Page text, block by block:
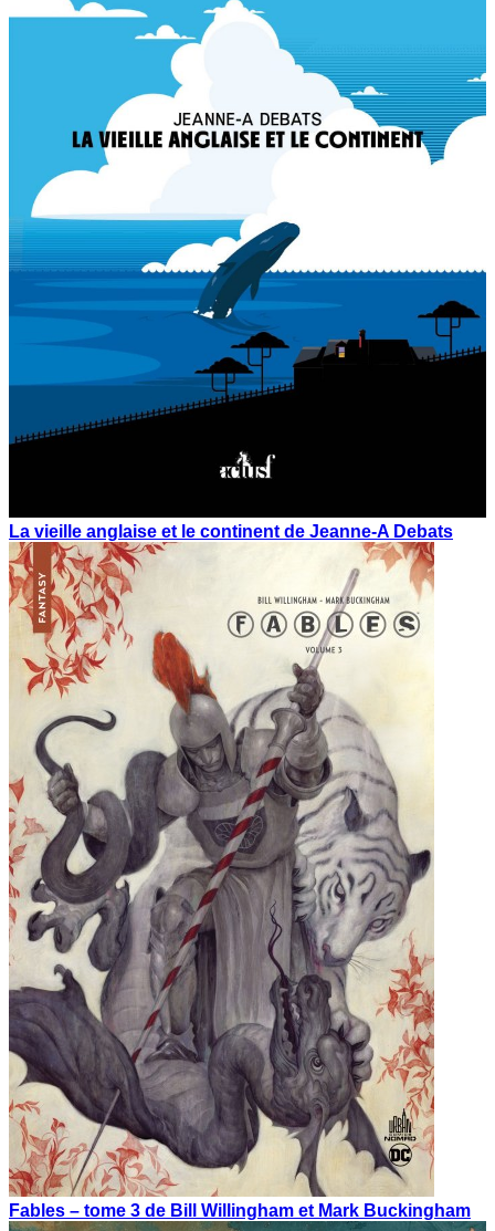
La vieille anglaise et le continent de Jeanne-A Debats
Fables – tome 3 de Bill Willingham et Mark Buckingham